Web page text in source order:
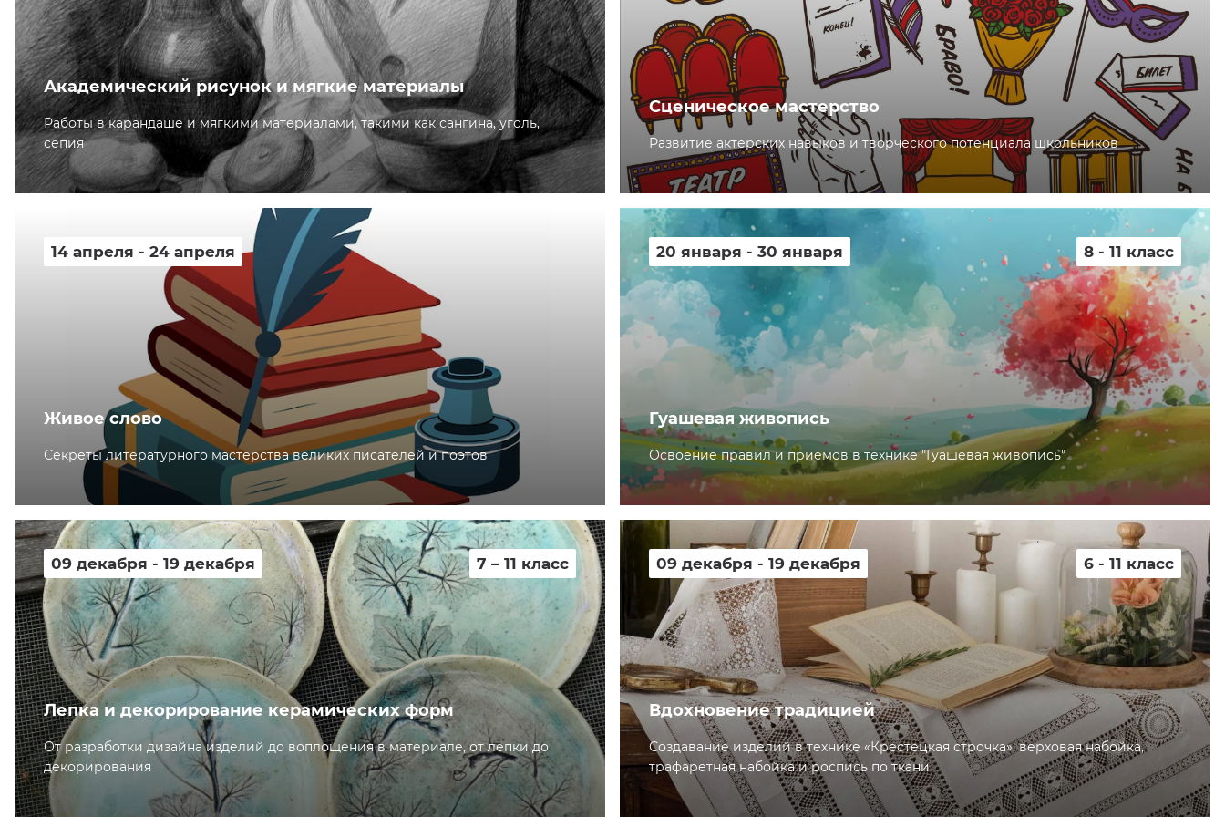
в СМИ
программы
Академический рисунок и мягкие материалы
Работы в карандаше и мягкими материалами, такими как сангина, уголь,
сепия
Сценическое мастерство
Развитие актерских навыков и творческого потенциала школьников
14 апреля - 24 апреля
Живое слово
Секреты литературного мастерства великих писателей и поэтов
20 января - 30 января 8 - 11 класс
Гуашевая живопись
Освоение правил и приемов в технике "Гуашевая живопись"
09 декабря - 19 декабря 7 – 11 класс
Лепка и декорирование керамических форм
От разработки дизайна изделий до воплощения в материале, от лепки до
декорирования
09 декабря - 19 декабря 6 - 11 класс
Вдохновение традицией
Создавание изделий в технике «Крестецкая строчка», верховая набойка,
трафаретная набойка и роспись по ткани